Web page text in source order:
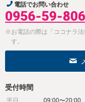
電話でお問い合わせ
0956-59-
※お電話の際は「ココナラ
す。
受付時間